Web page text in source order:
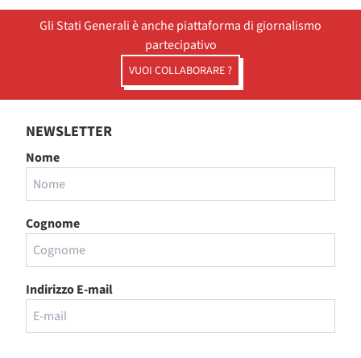
Gli Stati Generali è anche piattaforma di giornalismo
partecipativo
VUOI COLLABORARE ?
NEWSLETTER
Nome
Cognome
Indirizzo E-mail